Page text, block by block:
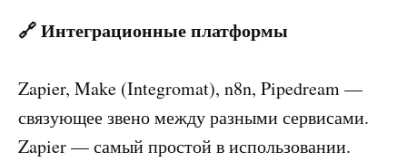
🔗 Интеграционные платформы
Zapier, Make (Integromat), n8n, Pipedream —
связующее звено между разными сервисами.
Zapier — самый простой в использовании.